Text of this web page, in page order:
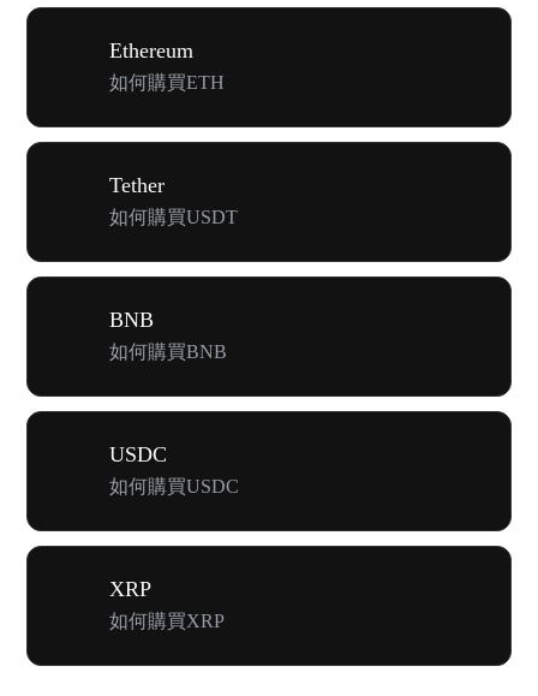
Ethereum
如何購買ETH
Tether
如何購買USDT
BNB
如何購買BNB
USDC
如何購買USDC
XRP
如何購買XRP